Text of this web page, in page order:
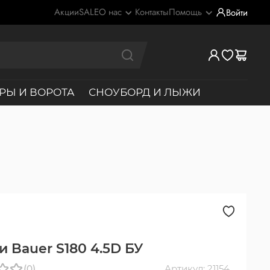
АкцииSALEО нас КонтактыПомощь Войти
И ВОРОТА СНОУБОРД И ЛЫЖИ
Bauer S180 4.5D БУ